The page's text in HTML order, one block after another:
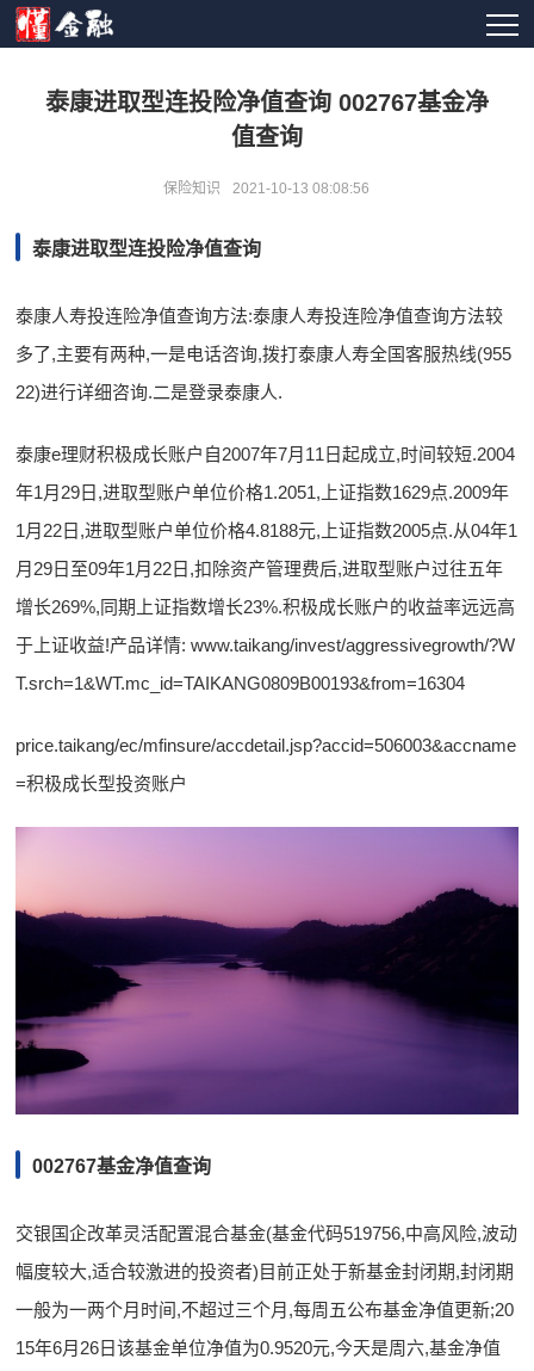
泰康进取型连投险净值查询 002767基金净
值查询
保险知识 2021-10-13 08:08:56
泰康进取型连投险净值查询
泰康人寿投连险净值查询方法:泰康人寿投连险净值查询方法较
多了,主要有两种,一是电话咨询,拨打泰康人寿全国客服热线(955
22)进行详细咨询.二是登录泰康人.
泰康e理财积极成长账户自2007年7月11日起成立,时间较短.2004
年1月29日,进取型账户单位价格1.2051,上证指数1629点.2009年
1月22日,进取型账户单位价格4.8188元,上证指数2005点.从04年1
月29日至09年1月22日,扣除资产管理费后,进取型账户过往五年
增长269%,同期上证指数增长23%.积极成长账户的收益率远远高
于上证收益!产品详情: www.taikang/invest/aggressivegrowth/?W
T.srch=1&WT.mc_id=TAIKANG0809B00193&from=16304
price.taikang/ec/mfinsure/accdetail.jsp?accid=506003&accname
=积极成长型投资账户
002767基金净值查询
交银国企改革灵活配置混合基金(基金代码519756,中高风险,波动
幅度较大,适合较激进的投资者)目前正处于新基金封闭期,封闭期
一般为一两个月时间,不超过三个月,每周五公布基金净值更新;20
15年6月26日该基金单位净值为0.9520元,今天是周六,基金净值